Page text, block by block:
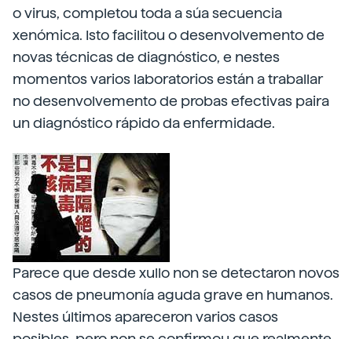
o virus, completou toda a súa secuencia
xenómica. Isto facilitou o desenvolvemento de
novas técnicas de diagnóstico, e nestes
momentos varios laboratorios están a traballar
no desenvolvemento de probas efectivas paira
un diagnóstico rápido da enfermidade.
Parece que desde xullo non se detectaron novos
casos de pneumonía aguda grave en humanos.
Nestes últimos apareceron varios casos